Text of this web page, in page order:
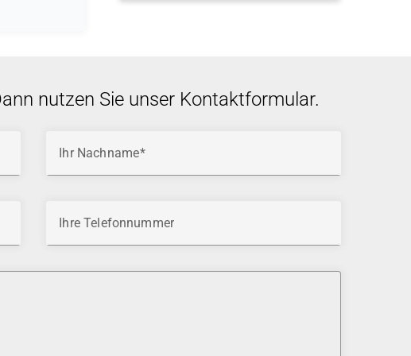
nutzen Sie unser Kontaktformular.
Ihr Nachname
Ihre Telefonnummer